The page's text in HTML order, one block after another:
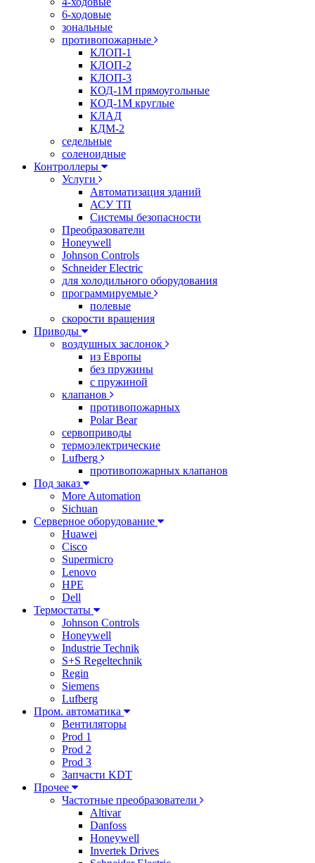
6-ходовые
зональные
противопожарные
КЛОП-1
КЛОП-2
КЛОП-3
КОД-1М прямоугольные
КОД-1М круглые
КЛАД
КДМ-2
седельные
соленоидные
Контроллеры
Услуги
Автоматизация зданий
АСУ ТП
Системы безопасности
Преобразователи
Honeywell
Johnson Controls
Schneider Electric
для холодильного оборудования
программируемые
полевые
скорости вращения
Приводы
воздушных заслонок
из Европы
без пружины
с пружиной
клапанов
противопожарных
Polar Bear
сервоприводы
термоэлектрические
Lufberg
противопожарных клапанов
Под заказ
More Automation
Sichuan
Серверное оборудование
Huawei
Cisco
Supermicro
Lenovo
HPE
Dell
Термостаты
Johnson Controls
Honeywell
Industrie Technik
S+S Regeltechnik
Regin
Siemens
Lufberg
Пром. автоматика
Вентиляторы
Prod 1
Prod 2
Prod 3
Запчасти KDT
Прочее
Частотные преобразователи
Altivar
Danfoss
Honeywell
Invertek Drives